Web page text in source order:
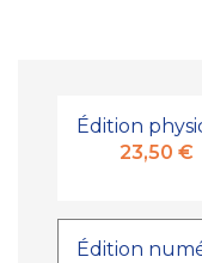
Édition
23,50 €
Édition